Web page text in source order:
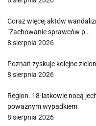
Coraz więcej aktów
"Zachowanie sprawców p…
8 sierpnia 2026
Poznań zyskuje kolejne
8 sierpnia 2026
Region. 18-latkowie nocą
poważnym wypadkiem
8 sierpnia 2026